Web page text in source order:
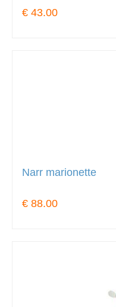
€ 43.00
Narr marionette
€ 88.00